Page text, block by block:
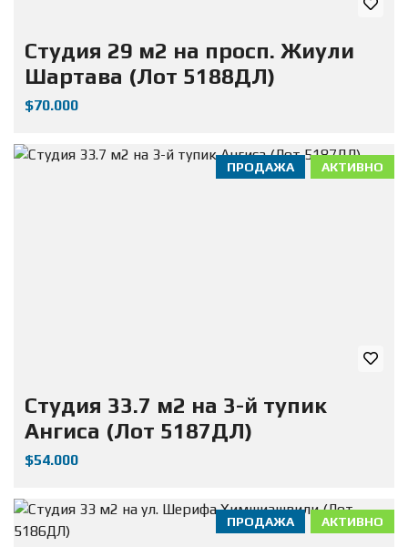
Студия 29 м2 на просп. Жиули
Шартава (Лот 5188ДЛ)
$70.000
АКТИВНО
ПРОДАЖА
Студия 33.7 м2 на 3-й тупик
Ангиса (Лот 5187ДЛ)
$54.000
АКТИВНО
ПРОДАЖА